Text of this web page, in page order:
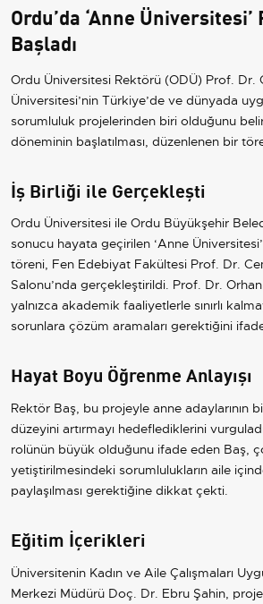
Ordu’da ‘Anne
Başladı
Ordu Üniversitesi Rektörü (ODÜ) Prof. Dr.
Üniversitesi’nin Türkiye’de ve dünyada
sorumluluk projelerinden biri olduğunu
döneminin başlatılması, düzenlenen bir
İş Birliği ile Gerçekleşti
Ordu Üniversitesi ile Ordu Büyükşehir
sonucu hayata geçirilen ‘Anne Üniversitesi’
töreni, Fen Edebiyat Fakültesi Prof. Dr.
Salonu’nda gerçekleştirildi. Prof. Dr.
yalnızca akademik faaliyetlerle sınırlı
sorunlara çözüm aramaları gerektiğini
Hayat Boyu Öğrenme Anlayışı
Rektör Baş, bu projeyle anne adaylarının
düzeyini artırmayı hedeflediklerini
rolünün büyük olduğunu ifade eden Baş,
yetiştirilmesindeki sorumlulukların aile
paylaşılması gerektiğine dikkat çekti.
Eğitim İçerikleri
Üniversitenin Kadın ve Aile Çalışmaları
Merkezi Müdürü Doç. Dr. Ebru Şahin,